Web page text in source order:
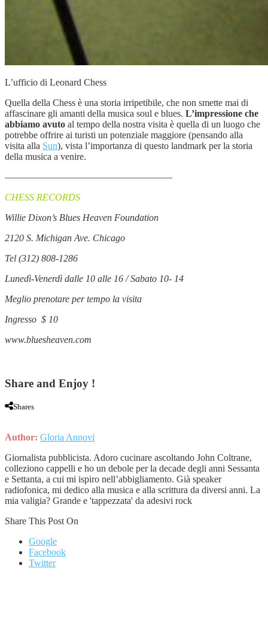
L’ufficio di Leonard Chess
Quella della Chess è una storia irripetibile, che non smette mai di
affascinare gli amanti della musica soul e blues. L’impressione che
abbiamo avuto al tempo della nostra visita è quella di un luogo che
potrebbe offrire ai turisti un potenziale maggiore (pensando alla
visita alla Sun), vista l’importanza di questo landmark per la storia
della musica a venire.
—————————————————–
CHESS RECORDS
Willie Dixon’s Blues Heaven Foundation
2120 S. Michigan Ave. Chicago
Tel (312) 808-1286
Lunedì-Venerdì dalle 10 alle 16 / Sabato 10- 14
Meglio prenotare per tempo la visita
Ingresso $ 10
www.bluesheaven.com
Share and Enjoy !
Shares
Author: Gloria Annovi
Giornalista pubblicista. Adoro cucinare ascoltando John Coltrane,
colleziono cappelli e ho un debole per la decade degli anni Sessanta
e Settanta, a cui mi ispiro nell’abbigliamento. Già speaker
radiofonica, mi dedico alla musica e alla scrittura da diversi anni. La
mia valigia? Grande e 'tappezzata' da adesivi rock
Share This Post On
Google
Facebook
Twitter